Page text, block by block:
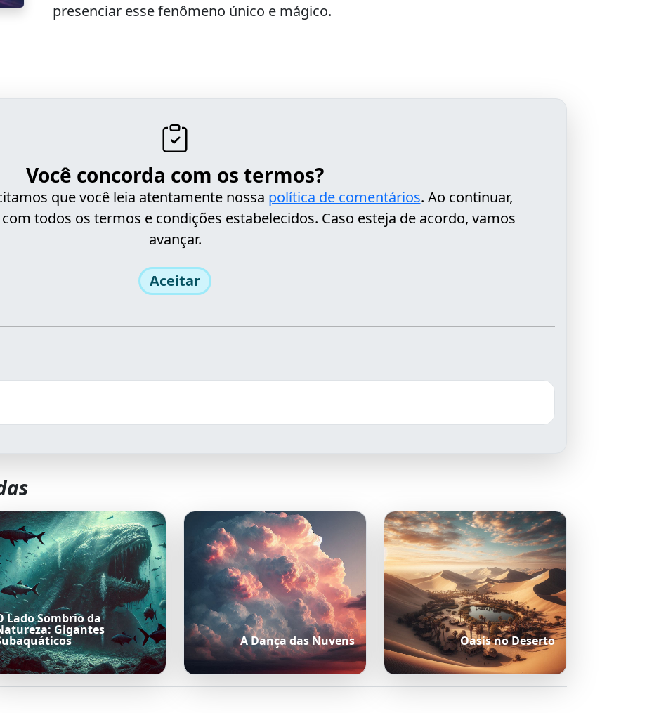
presenciar esse fenômeno único e mágico.
Você concorda com os termos?
que você leia atentamente nossa política de comentários. Ao continuar,
todos os termos e condições estabelecidos. Caso esteja de acordo, vamos
avançar.
Aceitar
Lado Sombrio da
Gigantes
A Dança das Nuvens Oasis no Deserto